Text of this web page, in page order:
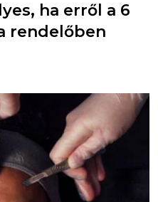
ha erről a 6
rendelőben